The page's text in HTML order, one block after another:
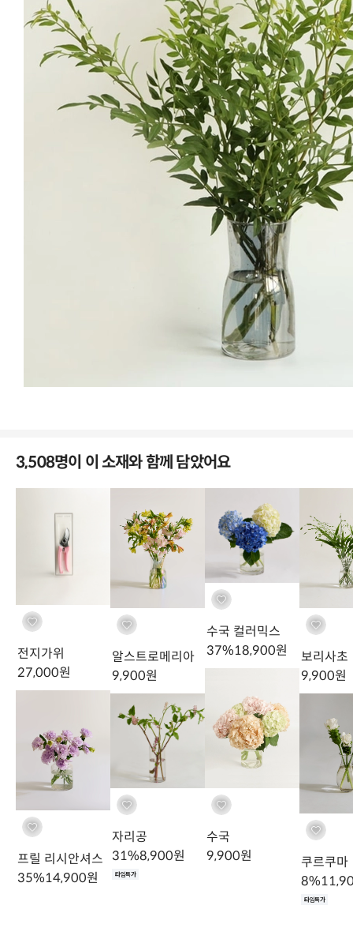
02만약 나뭇가지가 많이 두껍고 딱딱하다면 절단면을 망치로 두드
려 짓이기는줄기 두드리기 를 해주세요.
한눈에 확인하기
영춘화 1단 볼륨감
3,508명이 이 소재와 함께 담았어요
전지가위
27,000원
프릴 리시안셔스
35%14,900원
알스트로메리아
9,900원
자리공
31%8,900원
타임특가
수국 컬러믹스
37%18,900원
수국
9,900원
보리사초
9,900원
쿠르쿠마
8%
타임특가